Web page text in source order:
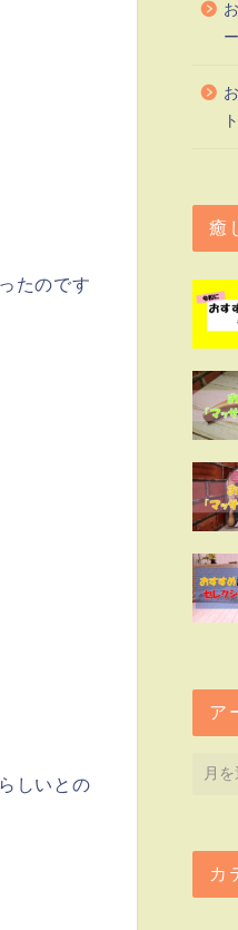
たのです
しいとの
癒
ア
カ